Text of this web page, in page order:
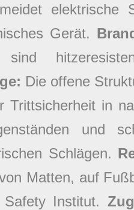
elektrische
Gerät.
Die offene
Trittsicherheit in
und
Schlägen.
Matten, auf
Institut.